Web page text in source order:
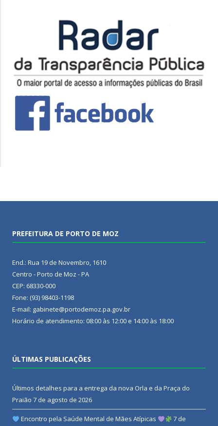
PREFEITURA DE PORTO DE MOZ
End.: Rua 19 de Novembro, 1610
Centro - Porto de Moz - PA
CEP: 68330-000
Fone: (93) 98403-1198
E-mail: gabinete@portodemoz.pa.gov.br
Horário de atendimento: 08:00 às 12:00 e 14:00 às 18:00
ÚLTIMAS PUBLICAÇÕES
Últimos detalhes para a entrega da nova Orla e da Praça do
Praião 7 de agosto de 2026
Encontro pela Saúde Mental de Mães Atípicas
7 de